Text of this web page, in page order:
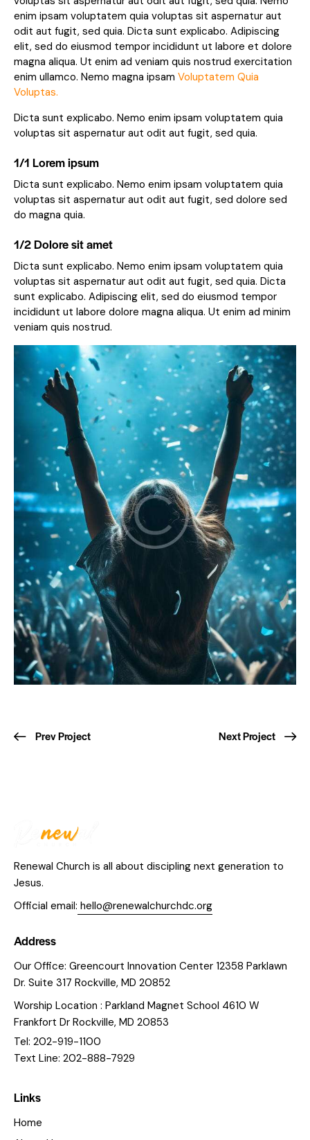
enim ipsam voluptatem quia voluptas sit aspernatur aut
odit aut fugit, sed quia. Dicta sunt explicabo. Adipiscing
elit, sed do eiusmod tempor incididunt ut labore et dolore
magna aliqua. Ut enim ad veniam quis nostrud exercitation
enim ullamco. Nemo magna ipsam Voluptatem Quia
Voluptas.
Dicta sunt explicabo. Nemo enim ipsam voluptatem quia
voluptas sit aspernatur aut odit aut fugit, sed quia.
1/1 Lorem ipsum
Dicta sunt explicabo. Nemo enim ipsam voluptatem quia
voluptas sit aspernatur aut odit aut fugit, sed dolore sed
do magna quia.
1/2 Dolore sit amet
Dicta sunt explicabo. Nemo enim ipsam voluptatem quia
voluptas sit aspernatur aut odit aut fugit, sed quia. Dicta
sunt explicabo. Adipiscing elit, sed do eiusmod tempor
incididunt ut labore dolore magna aliqua. Ut enim ad minim
veniam quis nostrud.
Prev Project Next Project
Renewal Church is all about discipling next generation to
Jesus.
Official email: hello@renewalchurchdc.org
Address
Our Office: Greencourt Innovation Center 12358 Parklawn
Dr. Suite 317 Rockville, MD 20852
Worship Location : Parkland Magnet School 4610 W
Frankfort Dr Rockville, MD 20853
Tel: 202-919-1100
Text Line: 202-888-7929
Links
Home